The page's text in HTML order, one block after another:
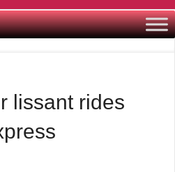
lissant rides